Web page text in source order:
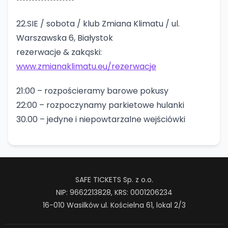
22.SIE / sobota / klub Zmiana Klimatu / ul.
Warszawska 6, Białystok
rezerwacje & zakąski:
www.zmianaklimatu.eu/rezerwacje
21:00 – rozpościeramy barowe pokusy
22:00 – rozpoczynamy parkietowe hulanki
30.00 – jedyne i niepowtarzalne wejściówki
SAFE TICKETS Sp. z o.o.
NIP: 9662213828, KRS: 0001206234
16-010 Wasilków ul. Kościelna 61, lokal 2/3